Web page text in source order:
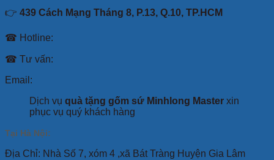
👉 439 Cách Mạng Tháng 8, P.13, Q.10, TP.HCM
☎ Hotline:
☎ Tư vấn:
Email:
Dịch vụ quà tặng gốm sứ Minhlong Master xin
phục vụ quý khách hàng
Tại Hà Nội:
Địa Chỉ: Nhà Số 7, xóm 4 ,xã Bát Tràng Huyện Gia Lâm